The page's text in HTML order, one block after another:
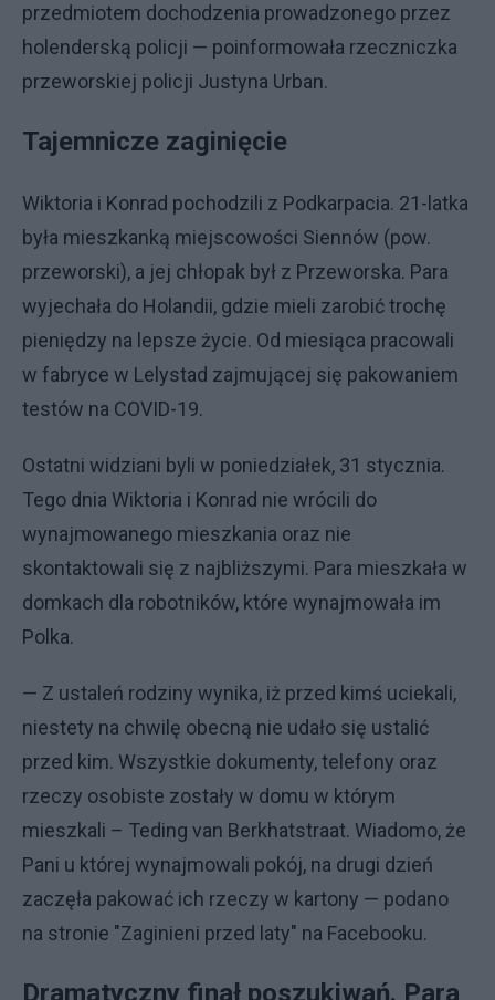
przedmiotem dochodzenia prowadzonego przez
holenderską policji — poinformowała rzeczniczka
przeworskiej policji Justyna Urban.
Tajemnicze zaginięcie
Wiktoria i Konrad pochodzili z Podkarpacia. 21-latka
była mieszkanką miejscowości Siennów (pow.
przeworski), a jej chłopak był z Przeworska. Para
wyjechała do Holandii, gdzie mieli zarobić trochę
pieniędzy na lepsze życie. Od miesiąca pracowali
w fabryce w Lelystad zajmującej się pakowaniem
testów na COVID-19.
Ostatni widziani byli w poniedziałek, 31 stycznia.
Tego dnia Wiktoria i Konrad nie wrócili do
wynajmowanego mieszkania oraz nie
skontaktowali się z najbliższymi. Para mieszkała w
domkach dla robotników, które wynajmowała im
Polka.
— Z ustaleń rodziny wynika, iż przed kimś uciekali,
niestety na chwilę obecną nie udało się ustalić
przed kim. Wszystkie dokumenty, telefony oraz
rzeczy osobiste zostały w domu w którym
mieszkali – Teding van Berkhatstraat. Wiadomo, że
Pani u której wynajmowali pokój, na drugi dzień
zaczęła pakować ich rzeczy w kartony — podano
na stronie "Zaginieni przed laty" na Facebooku.
Dramatyczny finał poszukiwań. Para